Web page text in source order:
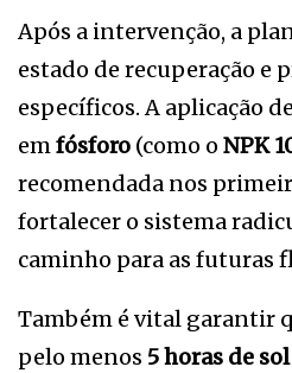
Após a intervenção, a
estado de recuperação e
específicos. A aplicação
emfósforo (como o NPK
recomendada nos
fortalecer o sistema
caminho para as futuras
Também é vital garantir
pelo menos 5 horas de